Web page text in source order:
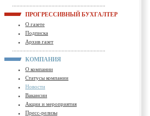
ПРОГРЕССИВНЫЙ БУХГАЛТЕР
О газете
Подписка
Архив газет
КОМПАНИЯ
О компании
Статусы компании
Новости
Вакансии
Акции и мероприятия
Пресс-релизы